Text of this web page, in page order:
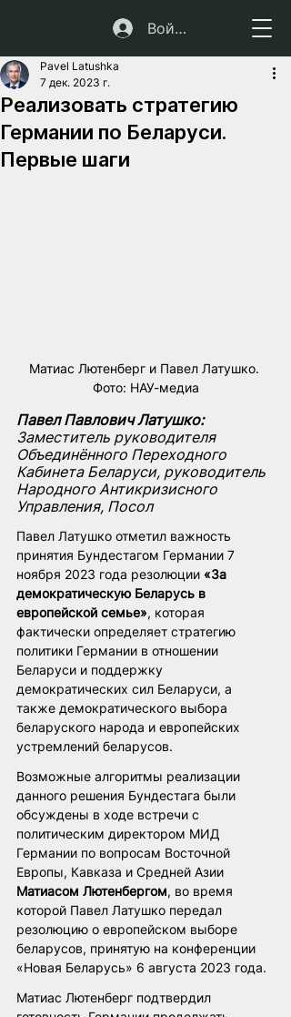
Войти
Реализовать стратегию
Германии по Беларуси.
Первые шаги
Pavel Latushka
7 дек. 2023 г.
Матиас Лютенберг и Павел Латушко.
Фото: НАУ-медиа
Павел Павлович Латушко:
Заместитель руководителя
Объединённого Переходного
Кабинета Беларуси, руководитель
Народного Антикризисного
Управления, Посол
Павел Латушко отметил важность
принятия Бундестагом Германии 7
ноября 2023 года резолюции «За
демократическую Беларусь в
европейской семье», которая
фактически определяет стратегию
политики Германии в отношении
Беларуси и поддержку
демократических сил Беларуси, а
также демократического выбора
беларуского народа и европейских
устремлений беларусов.
Возможные алгоритмы реализации
данного решения Бундестага были
обсуждены в ходе встречи с
политическим директором МИД
Германии по вопросам Восточной
Европы, Кавказа и Средней Азии
Матиасом Лютенбергом, во время
которой Павел Латушко передал
резолюцию о европейском выборе
беларусов, принятую на конференции
«Новая Беларусь» 6 августа 2023 года.
Матиас Лютенберг подтвердил